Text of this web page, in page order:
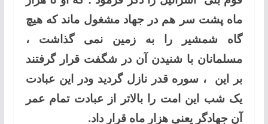
ماه پشت سر هم در جهاد مشغول ماند که هیچ
گاه شمشیر را به زمین نمی گذاشت ،
مسلمانان با شنیدن آن در شگفت قرار گرفتند
بر این ، سوره قدر نازل گردید ودر این عبادت
یک شب این امت را بالاتر از عبادت تمام عمر
آن جهادگر یعنی هزار ماه قرار داد.